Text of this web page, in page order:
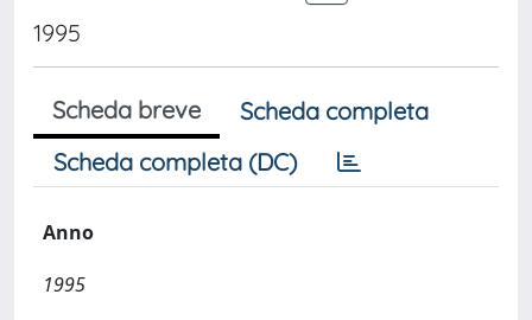
1995
Scheda breve
Scheda completa
Scheda completa (DC)
Anno
1995